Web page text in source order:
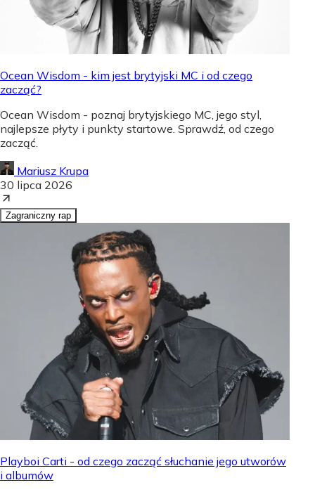
Ocean Wisdom - kim jest brytyjski MC i od czego
zacząć?
Ocean Wisdom - poznaj brytyjskiego MC, jego styl,
najlepsze płyty i punkty startowe. Sprawdź, od czego
zacząć.
Mariusz Krupa
30 lipca 2026
Zagraniczny rap
Playboi Carti - od czego zacząć słuchanie jego utworów
i albumów